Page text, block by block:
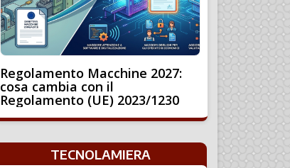
Regolamento Macchine 2027:
cosa cambia con il
Regolamento (UE) 2023/1230
TECNOLAMIERA